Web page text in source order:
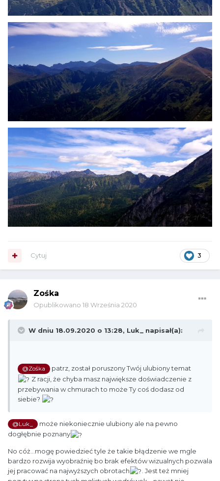
3
Cytuj
Zośka
Opublikowano 18 Września 2020
W dniu 18.09.2020 o 13:28, Luk_ napisał(a):
@Zośka
patrz, został poruszony Twój ulubiony temat
Z racji, że chyba masz największe doświadczenie z
przebywania w chmurach to może Ty coś dodasz od
siebie?
@Luk_
może niekoniecznie ulubiony ale na pewno
dogłębnie poznany
No cóż...mogę powiedzieć tyle że takie błądzenie we mgle
bardzo rozwija wyobraźnię bo brak efektów wizualnych pozwala
jej pracować na najwyższych obrotach
. Jest też mniej